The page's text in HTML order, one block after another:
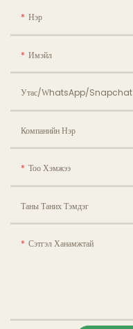
Нэр
Имэйл
Утас/WhatsApp/Snapchat
Компанийн Нэр
Тоо Хэмжээ
Таны Таних Тэмдэг
Сэтгэл Ханамжтай